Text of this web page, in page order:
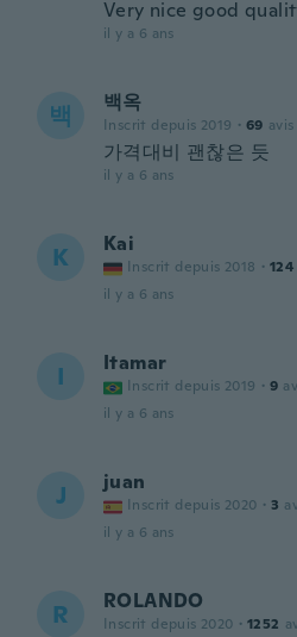
Very nice good
il y a 6 ans
백 백옥
Inscrit depuis 2019 · 69 avis
가격대비 괜찮은 듯
il y a 6 ans
K Kai
Inscrit depuis 2018 · 124
il y a 6 ans
I Itamar
Inscrit depuis 2019 · 9
il y a 6 ans
J juan
Inscrit depuis 2020 · 3
il y a 6 ans
R ROLANDO
Inscrit depuis 2020 · 1252